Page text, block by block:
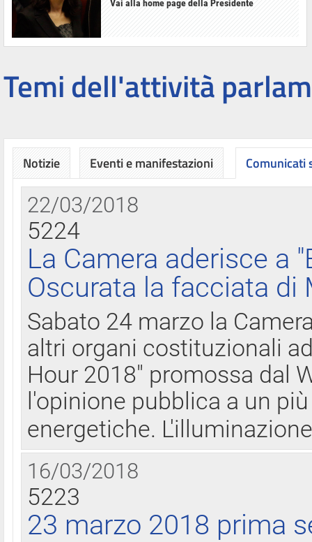
Vai alla home page della Presidente
Temi dell'attività
Notizie Eventi e manifestazioni Comunicati
22/03/2018
5224
La Camera aderisce a
Oscurata la facciata di
Sabato 24 marzo la
altri organi costituzionali
Hour 2018" promossa dal
l'opinione pubblica a un
energetiche.
16/03/2018
5223
23 marzo 2018 prima